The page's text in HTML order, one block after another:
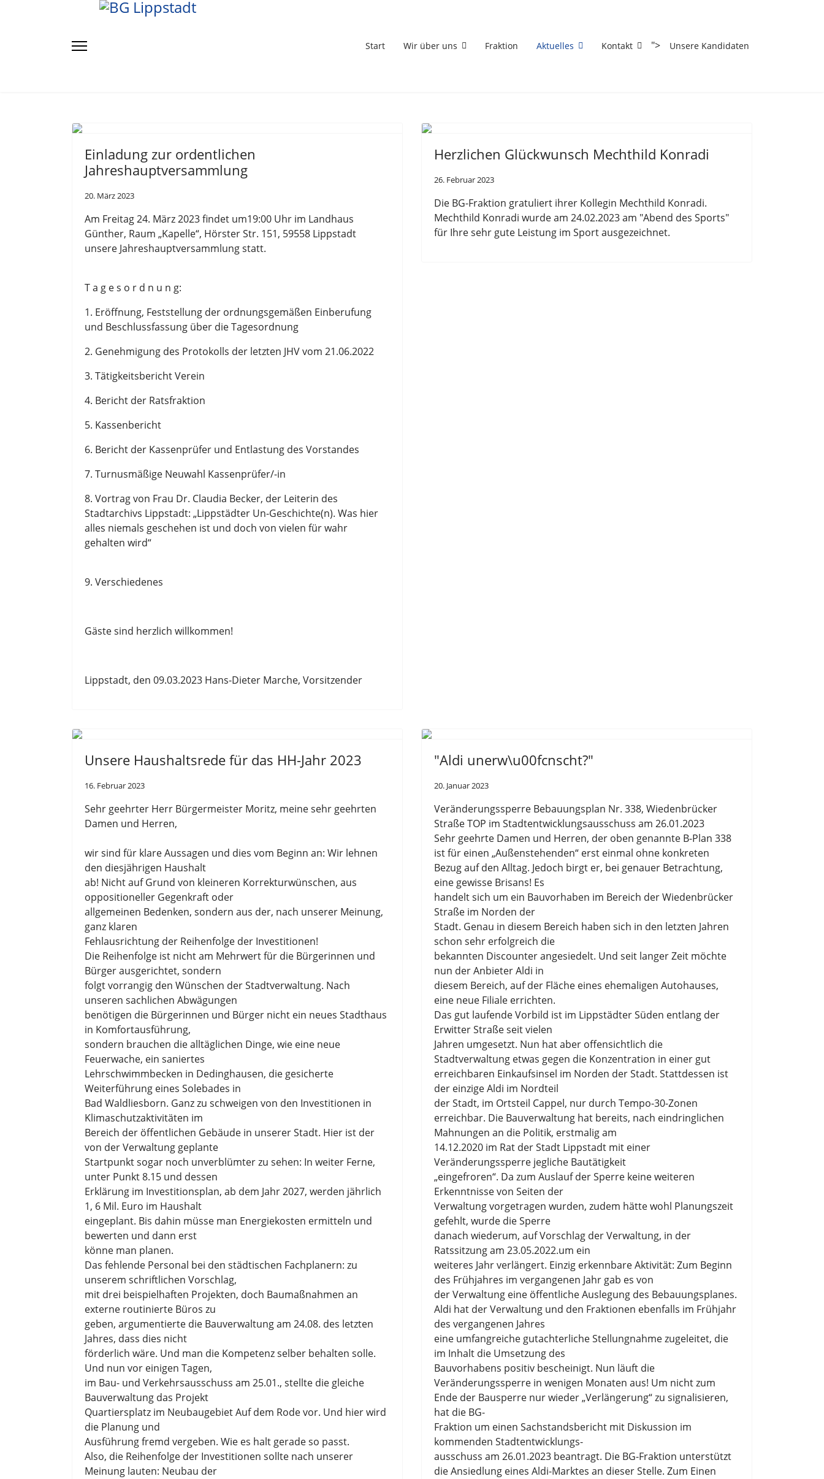
Start Wir über uns Fraktion Aktuelles Kontakt "> Unsere Kandidaten
Einladung zur ordentlichen
Jahreshauptversammlung
20. März 2023
Am Freitag24. März2023 findet um19:00 Uhr im Landhaus
Günther, Raum „Kapelle“, Hörster Str. 151, 59558 Lippstadt
unsere Jahreshauptversammlung statt.
Ta g es o r d n u n g:
1. Eröffnung, Feststellung der ordnungsgemäßen Einberufung
und Beschlussfassung über die Tagesordnung
2. Genehmigung des Protokolls der letzten JHVvom 21.06.2022
3. Tätigkeitsbericht Verein
4. Bericht der Ratsfraktion
5. Kassenbericht
6. Bericht der Kassenprüfer und Entlastung des Vorstandes
7. Turnusmäßige Neuwahl Kassenprüfer/-in
8. Vortrag von Frau Dr. Claudia Becker, der Leiterin des
Stadtarchivs Lippstadt: „Lippstädter Un-Geschichte(n). Was hier
alles niemals geschehen ist und doch von vielen für wahr
gehalten wird“
9. Verschiedenes
Gäste sind herzlich willkommen!
Lippstadt, den 09.03.2023 Hans-Dieter Marche, Vorsitzender
Herzlichen Glückwunsch Mechthild Konradi
26. Februar 2023
Die BG-Fraktion gratuliert ihrer Kollegin Mechthild Konradi.
Mechthild Konradi wurde am 24.02.2023 am "Abend des Sports"
für Ihre sehr gute Leistung im Sport ausgezeichnet.
Unsere Haushaltsrede für das HH-Jahr 2023
16. Februar 2023
Sehr geehrter Herr Bürgermeister Moritz, meine sehr geehrten
Damen und Herren,
wir sind für klare Aussagen und dies vom Beginn an: Wir lehnen
den diesjährigen Haushalt
ab! Nicht auf Grund von kleineren Korrekturwünschen, aus
oppositioneller Gegenkraft oder
allgemeinen Bedenken, sondern aus der, nach unserer Meinung,
ganz klaren
Fehlausrichtung der Reihenfolge der Investitionen!
Die Reihenfolge ist nicht am Mehrwert für die Bürgerinnen und
Bürger ausgerichtet, sondern
folgt vorrangig den Wünschen der Stadtverwaltung. Nach
unseren sachlichen Abwägungen
benötigen die Bürgerinnen und Bürger nicht ein neues Stadthaus
in Komfortausführung,
sondern brauchen die alltäglichen Dinge, wie eine neue
Feuerwache, ein saniertes
Lehrschwimmbecken in Dedinghausen, die gesicherte
Weiterführung eines Solebades in
Bad Waldliesborn. Ganz zu schweigen von den Investitionen in
Klimaschutzaktivitäten im
Bereich der öffentlichen Gebäude in unserer Stadt. Hier ist der
von der Verwaltung geplante
Startpunkt sogar noch unverblümter zu sehen: In weiter Ferne,
unter Punkt 8.15 und dessen
Erklärung im Investitionsplan, ab dem Jahr 2027, werden jährlich
1, 6 Mil. Euro im Haushalt
eingeplant. Bis dahin müsse man Energiekosten ermitteln und
bewerten und dann erst
könne man planen.
Das fehlende Personal bei den städtischen Fachplanern: zu
unserem schriftlichen Vorschlag,
mit drei beispielhaften Projekten, doch Baumaßnahmen an
externe routinierte Büros zu
geben, argumentierte die Bauverwaltung am 24.08. des letzten
Jahres, dass dies nicht
förderlich wäre. Und man die Kompetenz selber behalten solle.
Und nun vor einigen Tagen,
im Bau- und Verkehrsausschuss am 25.01., stellte die gleiche
Bauverwaltung das Projekt
Quartiersplatz im Neubaugebiet Auf dem Rode vor. Und hier wird
die Planung und
Ausführung fremd vergeben. Wie es halt gerade so passt.
Also, die Reihenfolge der Investitionen sollte nach unserer
Meinung lauten: Neubau der
"Aldi unerw\u00fcnscht?"
20. Januar 2023
Veränderungssperre Bebauungsplan Nr. 338, Wiedenbrücker
StraßeTOP im Stadtentwicklungsausschuss am 26.01.2023
Sehr geehrte Damen und Herren, der oben genannte B-Plan 338
istfür einen „Außenstehenden“ erst einmal ohne konkreten
Bezug auf den Alltag. Jedoch birgt er, bei genauer Betrachtung,
eine gewisse Brisans! Es
handelt sich um ein Bauvorhaben im Bereich der Wiedenbrücker
Straße im Norden der
Stadt. Genau in diesem Bereich haben sich in den letzten Jahren
schon sehr erfolgreich die
bekannten Discounterangesiedelt. Und seit langerZeit möchte
nun derAnbieterAldi in
diesem Bereich, auf der Fläche eines ehemaligen Autohauses,
eine neue Filiale errichten.
Das gut laufende Vorbild ist im Lippstädter Süden entlang der
Erwitter Straßeseit vielen
Jahren umgesetzt. Nun hat aber offensichtlich die
Stadtverwaltung etwas gegen die Konzentration in einer gut
erreichbaren Einkaufsinsel im Norden der Stadt. Stattdessen ist
der einzigeAldi im Nordteil
der Stadt, im Ortsteil Cappel, nur durch Tempo-30-Zonen
erreichbar. Die Bauverwaltung hat bereits, nach eindringlichen
Mahnungen an die Politik, erstmaligam
14.12.2020 im Rat der Stadt Lippstadt mit einer
Veränderungssperre jegliche Bautätigkeit
„eingefroren“. Da zum Auslauf der Sperre keine weiteren
Erkenntnissevon Seiten der
Verwaltung vorgetragen wurden, zudem hättewohl Planungszeit
gefehlt, wurde dieSperre
danach wiederum, auf Vorschlag der Verwaltung, in der
Ratssitzung am 23.05.2022.um ein
weiteres Jahr verlängert. Einzig erkennbareAktivität: Zum Beginn
des Frühjahres im vergangenen Jahr gab es von
der Verwaltung eine öffentliche Auslegung des Bebauungsplanes.
Aldi hat der Verwaltung und den Fraktionen ebenfalls im Frühjahr
des vergangenen Jahres
eine umfangreiche gutachterliche Stellungnahme zugeleitet, die
im Inhalt die Umsetzung des
Bauvorhabens positiv bescheinigt. Nun läuft die
Veränderungssperre in wenigen Monaten aus! Um nicht zum
Ende der Bausperre nur wieder„Verlängerung“zu signalisieren,
hat die BG-
Fraktion um einen Sachstandsbericht mit Diskussion im
kommenden Stadtentwicklungs-
ausschuss am 26.01.2023 beantragt. Die BG-Fraktion unterstützt
dieAnsiedlung eines Aldi-Marktes an dieser Stelle. Zum Einen